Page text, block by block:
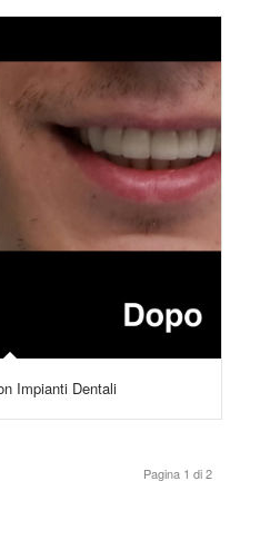
Impianti Dentali
Pagina 1 di 2